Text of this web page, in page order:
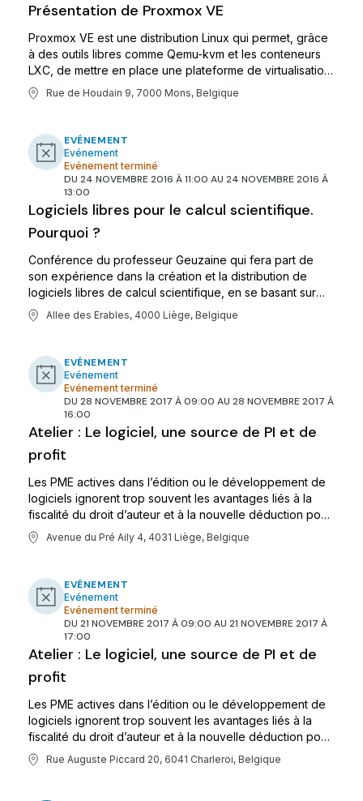
Présentation de Proxmox VE
Proxmox VE est une distribution Linux qui permet, grâce
à des outils libres comme Qemu-kvm et les conteneurs
LXC, de mettre en place une plateforme de virtualisation
bare-metal avec le clustering et la haute disponibilité.
Rue de Houdain 9, 7000 Mons, Belgique
EVÉNEMENT
Evénement
Evénement terminé
DU 24 NOVEMBRE 2016 À 11:00 AU 24 NOVEMBRE 2016 À
13:00
Logiciels libres pour le calcul scientifique.
Pourquoi ?
Conférence du professeur Geuzaine qui fera part de
son expérience dans la création et la distribution de
logiciels libres de calcul scientifique, en se basant sur
des exemples concrets du mailleur Gmsh, du code de
calcul par éléments finis GetDP et de l'interface ONELAB.
Allee des Erables, 4000 Liège, Belgique
EVÉNEMENT
Evénement
Evénement terminé
DU 28 NOVEMBRE 2017 À 09:00 AU 28 NOVEMBRE 2017 À
16:00
Atelier : Le logiciel, une source de PI et de
profit
Les PME actives dans l’édition ou le développement de
logiciels ignorent trop souvent les avantages liés à la
fiscalité du droit d’auteur et à la nouvelle déduction pour
revenus d’innovation. L’objectif de cet atelier est
d’informer les acteurs wallons des conditions pour
Avenue du Pré Aily 4, 4031 Liège, Belgique
EVÉNEMENT
Evénement
Evénement terminé
DU 21 NOVEMBRE 2017 À 09:00 AU 21 NOVEMBRE 2017 À
17:00
Atelier : Le logiciel, une source de PI et de
profit
Les PME actives dans l’édition ou le développement de
logiciels ignorent trop souvent les avantages liés à la
fiscalité du droit d’auteur et à la nouvelle déduction pour
revenus d’innovation. L’objectif de cet atelier est
d’informer les acteurs wallons des conditions pour
Rue Auguste Piccard 20, 6041 Charleroi, Belgique